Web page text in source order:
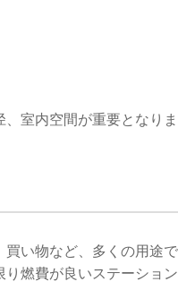
室内空間が重要となり
い物など、多くの用途
燃費が良いステーショ